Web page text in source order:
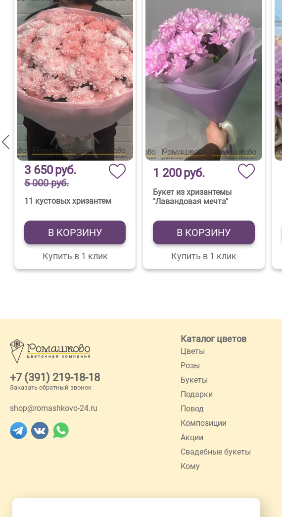
5 000 руб.
3 650руб.
11 кустовых хризантем
В КОРЗИНУ
Купить в 1 клик
1 200руб.
Букет из хризантемы
"Лавандовая мечта"
В КОРЗИНУ
Купить в 1 клик
+7 (391) 219-18-18
Заказать обратный звонок
shop@romashkovo-24.ru
Каталог цветов
Цветы
Розы
Букеты
Подарки
Повод
Композиции
Акции
Свадебные букеты
Кому